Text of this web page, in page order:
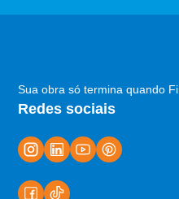
Sua obra só termina quando
Redes sociais